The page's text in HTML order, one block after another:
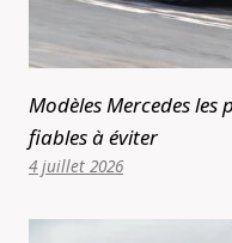
Modèles Mercedes les
fiables à éviter
4 juillet 2026